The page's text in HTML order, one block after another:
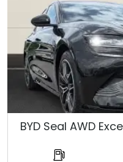
BYD Seal AWD